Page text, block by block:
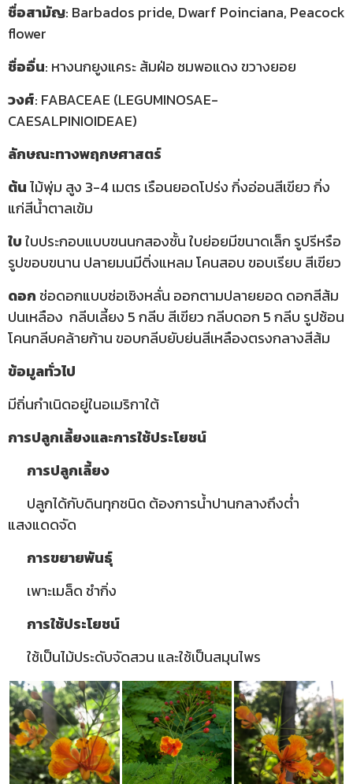
ชื่อสามัญ: Barbados pride, Dwarf Poinciana, Peacock
flower
ชื่ออื่น: หางนกยูงแคระ ส้มฝ่อ ซมพอแดง ขวางยอย
วงศ์: FABACEAE (LEGUMINOSAE-
CAESALPINIOIDEAE)
ลักษณะทางพฤกษศาสตร์
ต้นไม้พุ่ม สูง 3-4 เมตร เรือนยอดโปร่ง กิ่งอ่อนสีเขียว กิ่ง
แก่สีน้ำตาลเข้ม
ใบใบประกอบแบบขนนกสองชั้น ใบย่อยมีขนาดเล็ก รูปรีหรือ
รูปขอบขนาน ปลายมนมีติ่งแหลม โคนสอบ ขอบเรียบ สีเขียว
ดอก ช่อดอกแบบช่อเชิงหลั่น ออกตามปลายยอด ดอกสีส้ม
ปนเหลือง กลีบเลี้ยง 5 กลีบ สีเขียว กลีบดอก 5 กลีบ รูปช้อน
โคนกลีบคล้ายก้าน ขอบกลีบยับย่นสีเหลืองตรงกลางสีส้ม
ข้อมูลทั่วไป
มีถิ่นกำเนิดอยู่ในอเมริกาใต้
การปลูกเลี้ยงและการใช้ประโยชน์
การปลูกเลี้ยง
ปลูกได้กับดินทุกชนิด ต้องการน้ำปานกลางถึงต่ำ
แสงแดดจัด
การขยายพันธุ์
เพาะเมล็ด ชำกิ่ง
การใช้ประโยชน์
ใช้เป็นไม้ประดับจัดสวน และใช้เป็นสมุนไพร